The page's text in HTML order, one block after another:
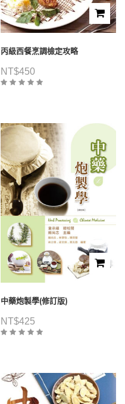
丙級西餐烹調檢定攻略
NT$450
中藥炮製學(修訂版)
NT$425